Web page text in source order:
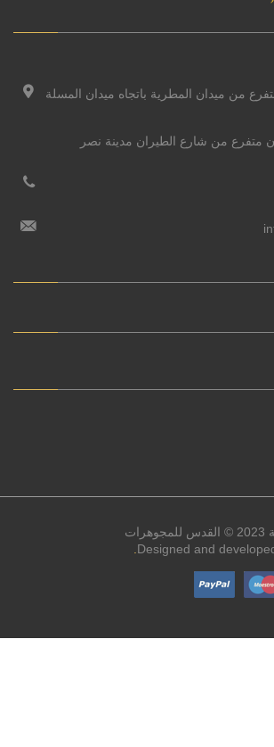
من ميدان المطرية باتجاه ميدان المسلة
Designed and